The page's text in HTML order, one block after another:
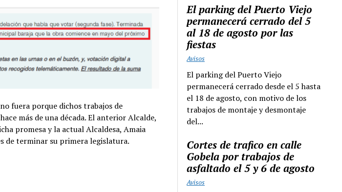
fuera porque dichos trabajos de
más de una década. El anterior Alcalde,
promesa y la actual Alcaldesa, Amaia
de terminar su primera legislatura.
El parking del Puerto Viejo
permanecerá cerrado del 5
al 18 de agosto por las
fiestas
Avisos
El parking del Puerto Viejo
permanecerá cerrado desde el 5 hasta
el 18 de agosto, con motivo de los
trabajos de montaje y desmontaje
del...
Cortes de trafico en calle
Gobela por trabajos de
asfaltado el 5 y 6 de agosto
Avisos